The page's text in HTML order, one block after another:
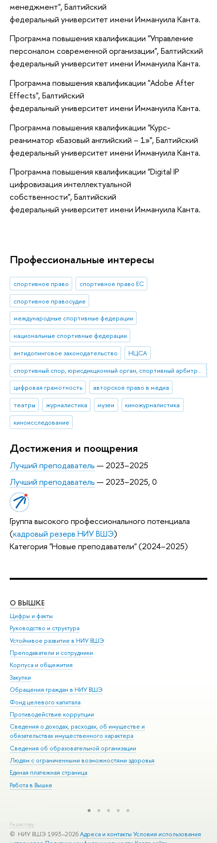
менеджмент", Балтийский
федеральный университет имени Иммануила Канта.
Программа повышения квалификации "Управление
персоналом современной организации", Балтийский
федеральный университет имени Иммануила Канта.
Программа повышения квалификации "Adobe After
Effects", Балтийский
федеральный университет имени Иммануила Канта.
Программа повышения квалификации "Курс-
реаниматор «Базовый английский – 1»", Балтийский
федеральный университет имени Иммануила Канта.
Программа повышения квалификации "Digital IP
цифровизация интеллектуальной
собственности", Балтийский
федеральный университет имени Иммануила Канта.
Профессиональные интересы
спортивное право
спортивное право ЕС
спортивное правосудие
международные спортивные федерации
национальные спортивные федерации
антидопинговое законодательство
НЦСА
спортивный спор, юрисдикционный орган, спортивный арбитраж
цифровая грамотность
авторское право в медиа
театры
журналистика музеи
киножурналистика
киноисследование
Достижения и поощрения
Лучший преподаватель — 2023–2025
Лучший преподаватель — 2023–2025, 0
Группа высокого профессионального потенциала
(кадровый резерв НИУ ВШЭ)
Категория "Новые преподаватели" (2024–2025)
О ВЫШКЕ
Цифры и факты
Руководство и структура
Устойчивое развитие в НИУ ВШЭ
Преподаватели и сотрудники
Корпуса и общежития
Закупки
Обращения граждан в НИУ ВШЭ
Фонд целевого капитала
Противодействие коррупции
Сведения о доходах, расходах, об имуществе и
обязательствах имущественного характера
Сведения об образовательной организации
Людям с ограниченными возможностями здоровья
Единая платежная страница
Работа в Вышке
Редактору
© НИУ ВШЭ 1993–2026Адреса и контакты Условия использования